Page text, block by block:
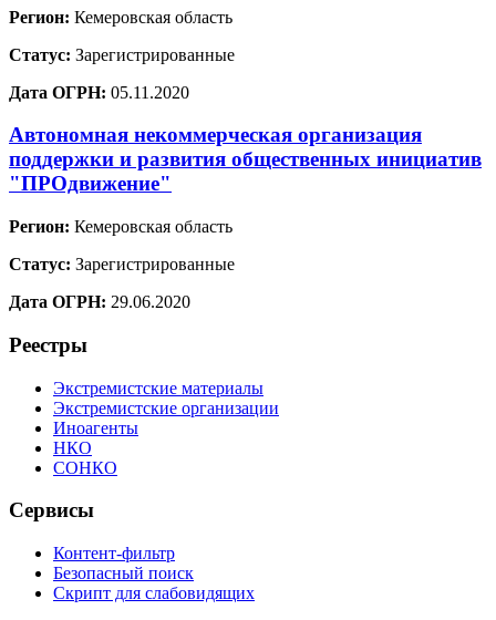
Регион: Кемеровская область
Статус: Зарегистрированные
Дата ОГРН: 05.11.2020
Автономная некоммерческая организация
поддержки и развития общественных инициатив
"ПРОдвижение"
Регион: Кемеровская область
Статус: Зарегистрированные
Дата ОГРН: 29.06.2020
Реестры
Экстремистские материалы
Экстремистские организации
Иноагенты
НКО
СОНКО
Сервисы
Контент-фильтр
Безопасный поиск
Скрипт для слабовидящих